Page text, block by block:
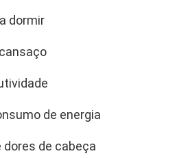
dormir
de energia
dores de cabeça